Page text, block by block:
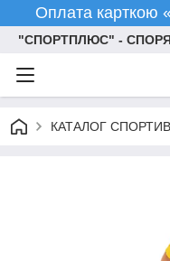
Оплата карткою
"СПОРТПЛЮС" -
КАТАЛОГ